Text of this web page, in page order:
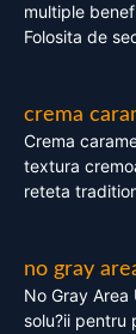
multiple
Folosita de
crema
Crema
textura
reteta
no gray
No Gray Area
solu?ii pentru